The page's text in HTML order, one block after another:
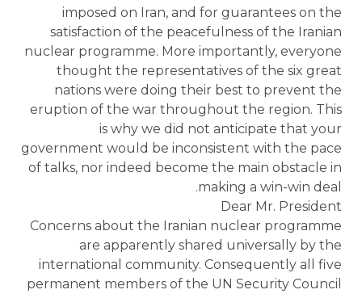
imposed on Iran, and for guarantees on the
satisfaction of the peacefulness of the Iranian
nuclear programme. More importantly, everyone
thought the representatives of the six great
nations were doing their best to prevent the
eruption of the war throughout the region. This
is why we did not anticipate that your
government would be inconsistent with the pace
of talks, nor indeed become the main obstacle in
making a win-win deal.
Dear Mr. President
Concerns about the Iranian nuclear programme
are apparently shared universally by the
international community. Consequently all five
permanent members of the UN Security Council